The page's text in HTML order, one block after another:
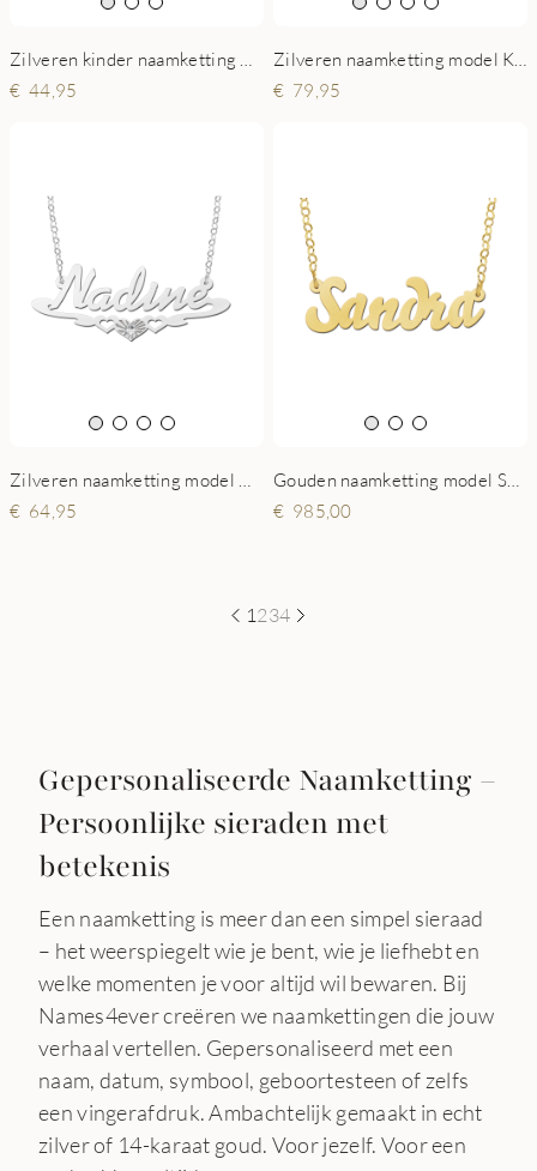
44,95
79,95
64,95
Gouden naamketting model Sandra
985,00
1 234
Gepersonaliseerde Naamketting –
Persoonlijke sieraden met
betekenis
Een naamketting is meer dan een simpel sieraad
– het weerspiegelt wie je bent, wie je liefhebt en
welke momenten je voor altijd wil bewaren. Bij
Names4ever creëren we naamkettingen die jouw
verhaal vertellen. Gepersonaliseerd met een
naam, datum, symbool, geboortesteen of zelfs
een vingerafdruk. Ambachtelijk gemaakt in echt
zilver of 14-karaat goud. Voor jezelf. Voor een